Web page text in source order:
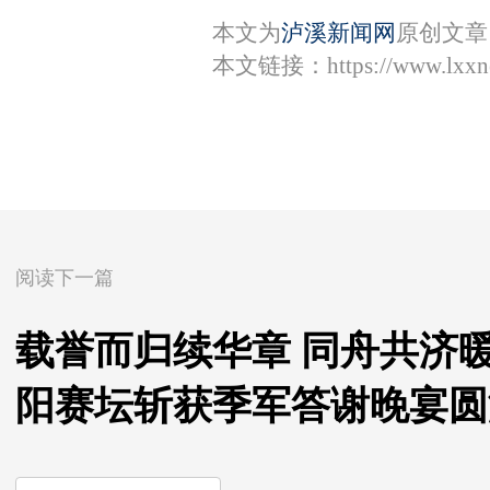
本文为泸溪新闻网 原创文
本文链接： https://
阅读下一篇
载誉而归续华章 同舟共
阳赛坛斩获季军答谢晚宴